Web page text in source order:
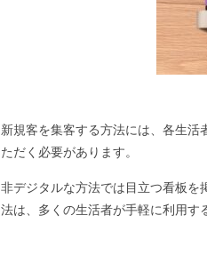
新規客を集客する方法には、各生
ただく必要があります。
非デジタルな方法では目立つ看板を
法は、多くの生活者が手軽に利用す